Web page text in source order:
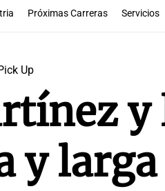
Próximas Carreras Servicios
Up
y
y